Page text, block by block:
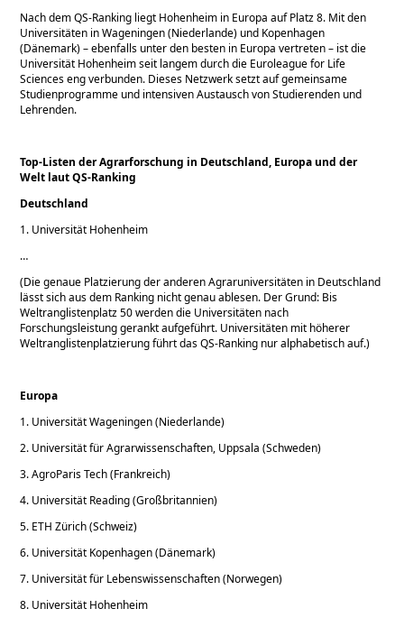
Nach dem QS-Ranking liegt Hohenheim in Europa auf Platz 8. Mit den
Universitäten in Wageningen (Niederlande) und Kopenhagen
(Dänemark) – ebenfalls unter den besten in Europa vertreten – ist die
Universität Hohenheim seit langem durch die Euroleague for Life
Sciences eng verbunden. Dieses Netzwerk setzt auf gemeinsame
Studienprogramme und intensiven Austausch von Studierenden und
Lehrenden.
Top-Listen der Agrarforschung in Deutschland, Europa und der
Welt laut QS-Ranking
Deutschland
1. Universität Hohenheim
…
(Die genaue Platzierung der anderen Agraruniversitäten in Deutschland
lässt sich aus dem Ranking nicht genau ablesen. Der Grund: Bis
Weltranglistenplatz 50 werden die Universitäten nach
Forschungsleistung gerankt aufgeführt. Universitäten mit höherer
Weltranglistenplatzierung führt das QS-Ranking nur alphabetisch auf.)
Europa
1. Universität Wageningen (Niederlande)
2. Universität für Agrarwissenschaften, Uppsala (Schweden)
3. AgroParis Tech (Frankreich)
4. Universität Reading (Großbritannien)
5. ETH Zürich (Schweiz)
6. Universität Kopenhagen (Dänemark)
7. Universität für Lebenswissenschaften (Norwegen)
8. Universität Hohenheim